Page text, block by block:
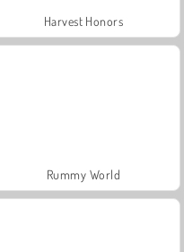
Harvest Honors
Rummy World